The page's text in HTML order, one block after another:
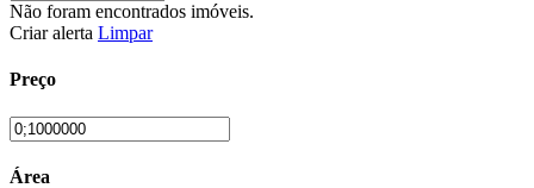
Não foram encontrados imóveis.
Criar alerta Limpar
Preço
Área